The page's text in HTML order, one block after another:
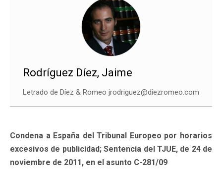
Rodríguez Díez, Jaime
Letrado de Díez & Romeo jrodriguez@diezromeo.com
Condena a España del Tribunal Europeo por horarios
excesivos de publicidad; Sentencia del TJUE, de 24 de
noviembre de 2011, en el asunto C-281/09